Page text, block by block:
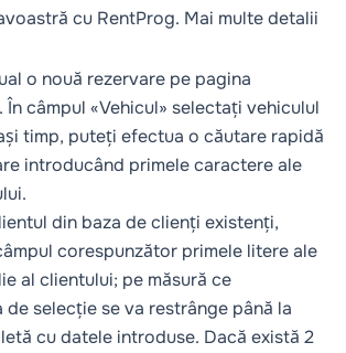
cu RentProg. Mai multe detalii
o nouă rezervare pe pagina
. În câmpul «Vehicul» selectați vehiculul
timp, puteți efectua o căutare rapidă
introducând primele caractere ale
din baza de clienți existenți,
corespunzător primele litere ale
al clientului; pe măsură ce
selecție se va restrânge până la
cu datele introduse. Dacă există 2